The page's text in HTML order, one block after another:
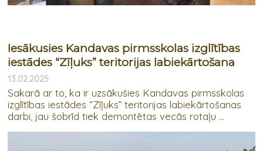
Iesākusies Kandavas pirmsskolas izglītības
iestādes “Zīļuks” teritorijas labiekārtošana
13.02.2025
Sakarā ar to, ka ir uzsākušies Kandavas pirmsskolas
izglītības iestādes “Zīļuks” teritorijas labiekārtošanas
darbi, jau šobrīd tiek demontētas vecās rotaļu ...